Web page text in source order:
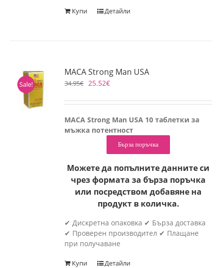
Купи Детайли
Sale!
MACA Strong Man USA
34.95€ 25.52€
MACA Strong Man USA 10 таблетки за
мъжка потентност
Бърза поръчка
Можете да попълните данните си
чрез формата за бърза поръчка
или посредством добавяне на
продукт в количка.
✔ Дискретна опаковка ✔ Бърза доставка
✔ Проверен производител ✔ Плащане
при получаване
Купи Детайли